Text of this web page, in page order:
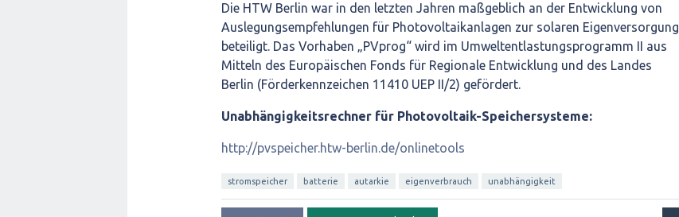
Die HTW Berlin war in den letzten Jahren maßgeblich an der Entwicklung von
Auslegungsempfehlungen für Photovoltaikanlagen zur solaren Eigenversorgung
beteiligt. Das Vorhaben „PVprog“ wird im Umweltentlastungsprogramm II aus
Mitteln des Europäischen Fonds für Regionale Entwicklung und des Landes
Berlin (Förderkennzeichen 11410 UEP II/2) gefördert.
Unabhängigkeitsrechner für Photovoltaik-Speichersysteme:
http://pvspeicher.htw-berlin.de/onlinetools
stromspeicher batterie autarkie eigenverbrauch unabhängigkeit